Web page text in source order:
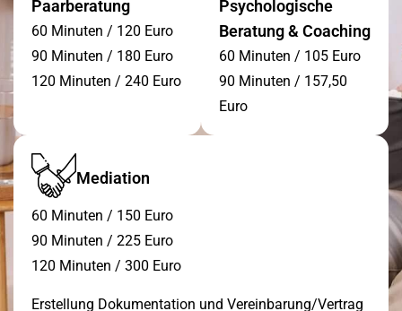
Paarberatung
60 Minuten / 120 Euro
90 Minuten / 180 Euro
120 Minuten / 240 Euro
Psychologische
Beratung & Coaching
60 Minuten / 105 Euro
90 Minuten / 157,50
Euro
Mediation
60 Minuten / 150 Euro
90 Minuten / 225 Euro
120 Minuten / 300 Euro
Erstellung Dokumentation und Vereinbarung/Vertrag